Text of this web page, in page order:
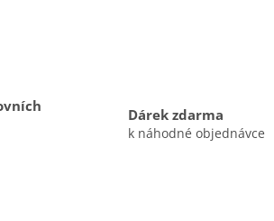
Dárek zdarma
k náhodné objednávce